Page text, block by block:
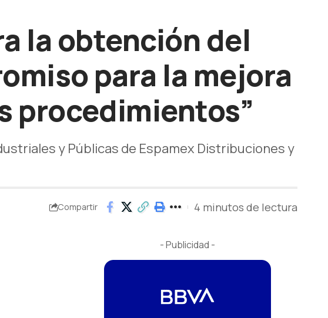
la obtención del
para la mejora
procedimientos”
y Públicas de Espamex Distribuciones y
Compartir 4 minutos de lectura
- Publicidad -